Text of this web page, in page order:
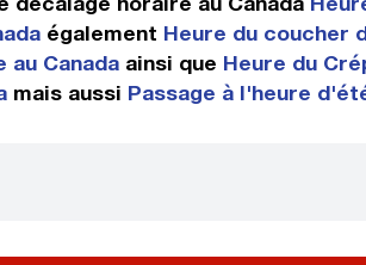
également Heure du coucher
Canada ainsi que Heure du
mais aussi Passage à l'heure